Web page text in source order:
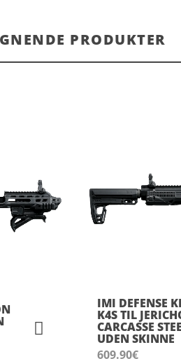
PRODUKTER
IMI DEFENSE
K4S TIL
CARCASSE
UDEN SKINNE
609.90€